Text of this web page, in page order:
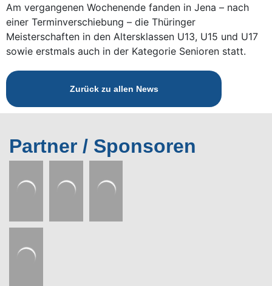
Am vergangenen Wochenende fanden in Jena – nach
einer Terminverschiebung – die Thüringer
Meisterschaften in den Altersklassen U13, U15 und U17
sowie erstmals auch in der Kategorie Senioren statt.
Zurück zu allen News
Partner / Sponsoren